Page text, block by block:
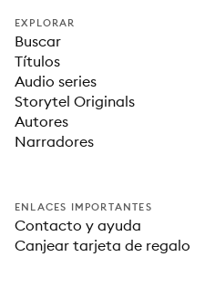
EXPLORAR
Buscar
Títulos
Audio series
Storytel Originals
Autores
Narradores
ENLACES IMPORTANTES
Contacto y ayuda
Canjear tarjeta de regalo